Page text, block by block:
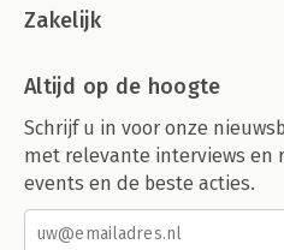
Zakelijk
Altijd op de hoogte
Schrijf u in voor onze
met relevante interviews en
events en de beste acties.